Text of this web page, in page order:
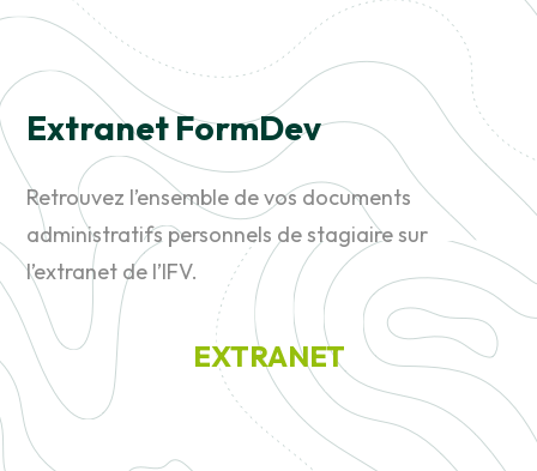
Extranet FormDev
Retrouvez l’ensemble de vos documents
administratifs personnels de stagiaire sur
l’extranet de l’IFV.
EXTRANET